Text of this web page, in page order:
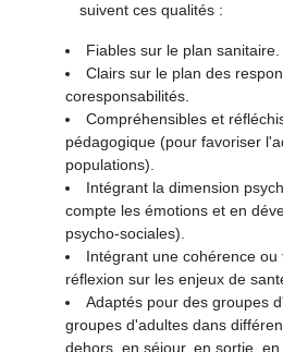
suivent ces qualités :
Fiables sur le plan sanitaire.
Clairs sur le plan des
coresponsabilités.
Compréhensibles et
pédagogique (pour favoriser
populations).
Intégrant la dimension
compte les émotions et en
psycho-sociales).
Intégrant une cohérence
réflexion sur les enjeux de
Adaptés pour des groupes
groupes d'adultes dans
dehors, en séjour, en sortie,